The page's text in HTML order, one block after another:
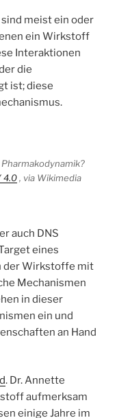
meist ein oder
ein Wirkstoff
Interaktionen
die
ist; diese
4.0, via Wikimedia
auch DNS
eines
der Wirkstoffe mit
Mechanismen
in dieser
ein und
an Hand
. Dr. Annette
aufmerksam
einige Jahre im